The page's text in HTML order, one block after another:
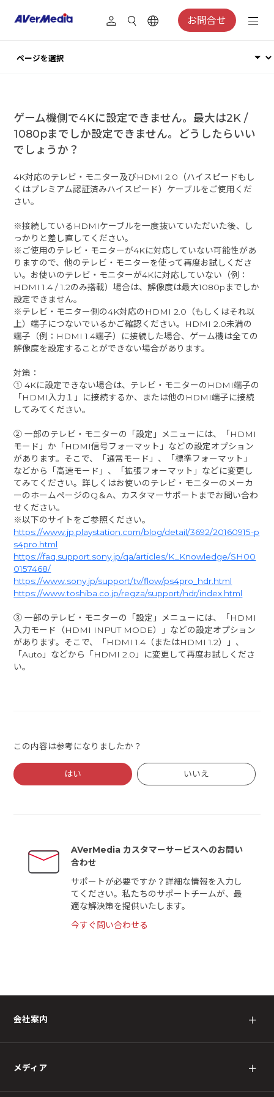
お問合せ
ゲーム機側で4Kに設定できません。最大は2K /
1080pまでしか設定できません。どうしたらいい
でしょうか？
4K対応のテレビ・モニター及びHDMI 2.0（ハイスピードもし
くはプレミアム認証済みハイスピード）ケーブルをご使用くだ
さい。
※接続しているHDMIケーブルを一度抜いていただいた後、し
っかりと差し直してください。
※ご使用のテレビ・モニターが4Kに対応していない可能性があ
りますので、他のテレビ・モニターを使って再度お試しくださ
い。お使いのテレビ・モニターが4Kに対応していない（例：
HDMI 1.4 / 1.2のみ搭載）場合は、解像度は最大1080pまでしか
設定できません。
※テレビ・モニター側の4K対応のHDMI 2.0（もしくはそれ以
上）端子につないでいるかご確認ください。HDMI 2.0未満の
端子（例：HDMI 1.4端子）に接続した場合、ゲーム機は全ての
解像度を設定することができない場合があります。
対策：
① 4Kに設定できない場合は、テレビ・モニターのHDMI端子の
「HDMI入力１」に接続するか、または他のHDMI端子に接続
してみてください。
② 一部のテレビ・モニターの「設定」メニューには、「HDMI
モード」か「HDMI信号フォーマット」などの設定オプション
があります。そこで、「通常モード」、「標準フォーマット」
などから「高速モード」、「拡張フォーマット」などに変更し
てみてください。詳しくはお使いのテレビ・モニターのメーカ
ーのホームページのQ＆A、カスタマーサポートまでお問い合わ
せください。
※以下のサイトをご参照ください。
https://www.jp.playstation.com/blog/detail/3692/20160915-p
s4pro.html
https://faq.support.sony.jp/qa/articles/K_Knowledge/SH00
0157468/
https://www.sony.jp/support/tv/flow/ps4pro_hdr.html
https://www.toshiba.co.jp/regza/support/hdr/index.html
③ 一部のテレビ・モニターの「設定」メニューには、「HDMI
入力モード（HDMI INPUT MODE）」などの設定オプション
があります。そこで、「HDMI 1.4（またはHDMI 1.2）」、
「Auto」などから「HDMI 2.0」に変更して再度お試しくださ
い。
この内容は参考になりましたか？
はい いいえ
AVerMedia カスタマーサービスへのお問い
合わせ
サポートが必要ですか？詳細な情報を入力し
てください。私たちのサポートチームが、最
適な解決策を提供いたします。
今すぐ問い合わせる
会社案内 ＋
メディア ＋